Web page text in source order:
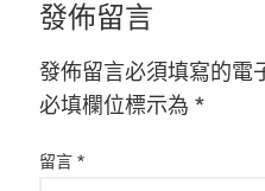
發佈留言
發佈留言必須填寫的電
必填欄位標示為 *
留言 *